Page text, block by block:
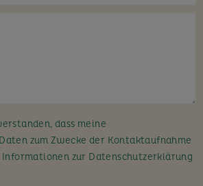
dass meine
zum Zwecke der Kontaktaufnahme
zur Datenschutzerklärung